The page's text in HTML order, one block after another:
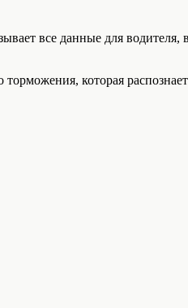
все данные для водителя,
которая